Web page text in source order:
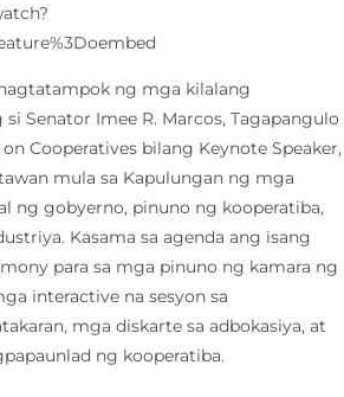
ng mga kilalang
Senator Imee R. Marcos, Tagapangulo
Cooperatives bilang Keynote Speaker,
mula sa Kapulungan ng mga
ng gobyerno, pinuno ng kooperatiba,
Kasama sa agenda ang isang
para sa mga pinuno ng kamara ng
interactive na sesyon sa
mga diskarte sa adbokasiya, at
ng kooperatiba.